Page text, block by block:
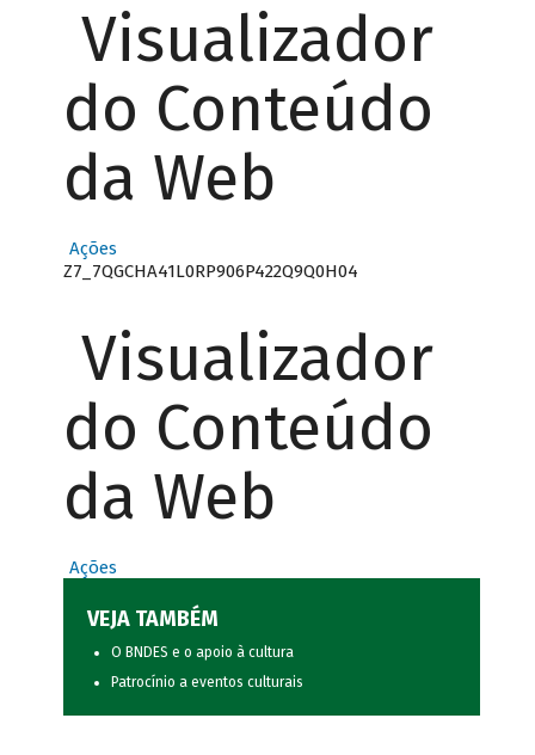
Visualizador
do Conteúdo
da Web
Ações
Z7_7QGCHA41L0RP906P422Q9Q0H04
Visualizador
do Conteúdo
da Web
Ações
VEJA TAMBÉM
O BNDES e o apoio à cultura
Patrocínio a eventos culturais